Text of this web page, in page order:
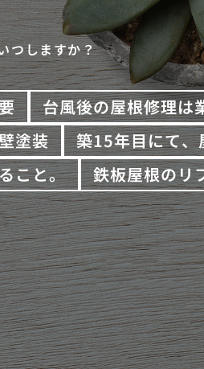
つしますか？
台風後の屋根修理は
塗装
築15年目にて、
こと。
鉄板屋根のリ